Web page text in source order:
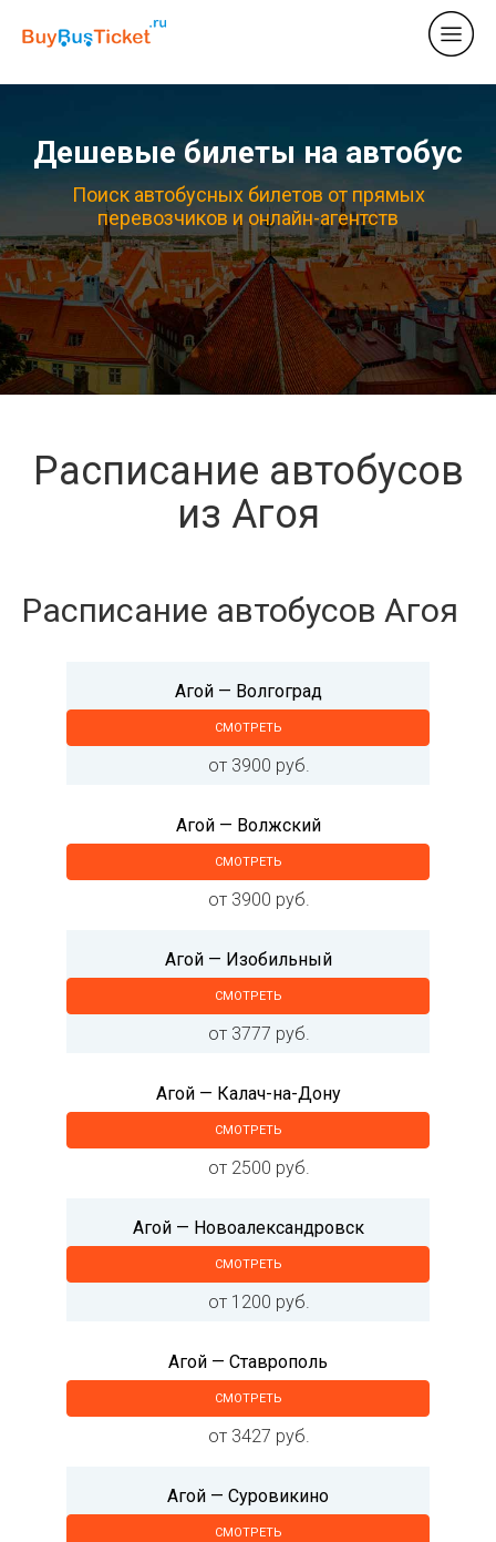
Дешевые билеты на автобус
Поиск автобусных билетов от прямых
перевозчиков и онлайн-агентств
Расписание автобусов
из Агоя
Расписание автобусов Агоя
Агой — Волгоград
СМОТРЕТЬ
от 3900 руб.
Агой — Волжский
СМОТРЕТЬ
от 3900 руб.
Агой — Изобильный
СМОТРЕТЬ
от 3777 руб.
Агой — Калач-на-Дону
СМОТРЕТЬ
от 2500 руб.
Агой — Новоалександровск
СМОТРЕТЬ
от 1200 руб.
Агой — Ставрополь
СМОТРЕТЬ
от 3427 руб.
Агой — Суровикино
СМОТРЕТЬ